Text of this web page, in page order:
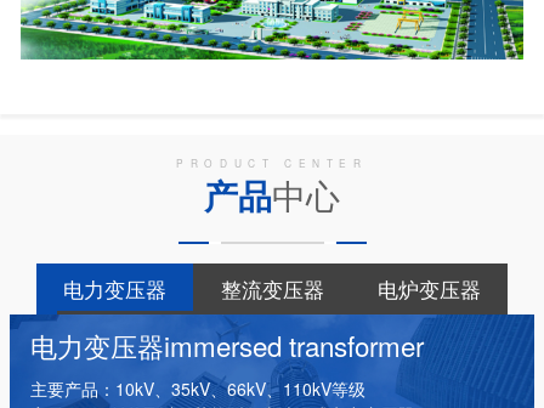
PRODUCT CENTER
产品中心
电力变压器 整流变压器
电炉变压器
干式变压器
电抗器 箱式变电站
电力变压器immersed transformer
主要产品：10kV、35kV、66kV、110kV等级